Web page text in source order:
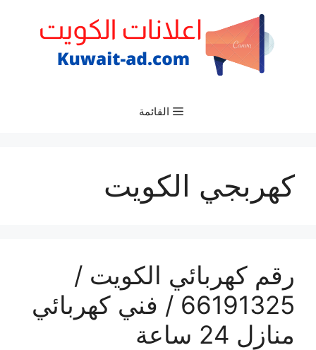
القائمة
كهربجي الكويت
رقم كهربائي الكويت /
66191325‬ / فني كهربائي
منازل 24 ساعة